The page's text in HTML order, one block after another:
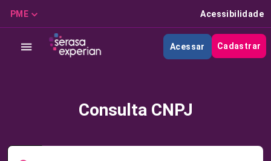
PME Acessibilidade
Acessar Cadastrar
Consulta CNPJ